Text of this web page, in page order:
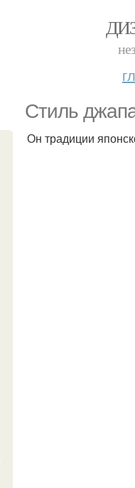
Стиль
Он традиции